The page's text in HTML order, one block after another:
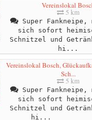
Vereinslokal
5 km
Super Fankneipe,
sich sofort
Schnitzel und
hi...
Vereinslokal Bosch,
Sch...
5 km
Super Fankneipe,
sich sofort
Schnitzel und
hi...